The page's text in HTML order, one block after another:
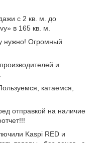
с 2 кв. м. до
в 165 кв. м.
нужно! Огромный
и
катаемся,
отправкой на наличие
Kaspi RED и